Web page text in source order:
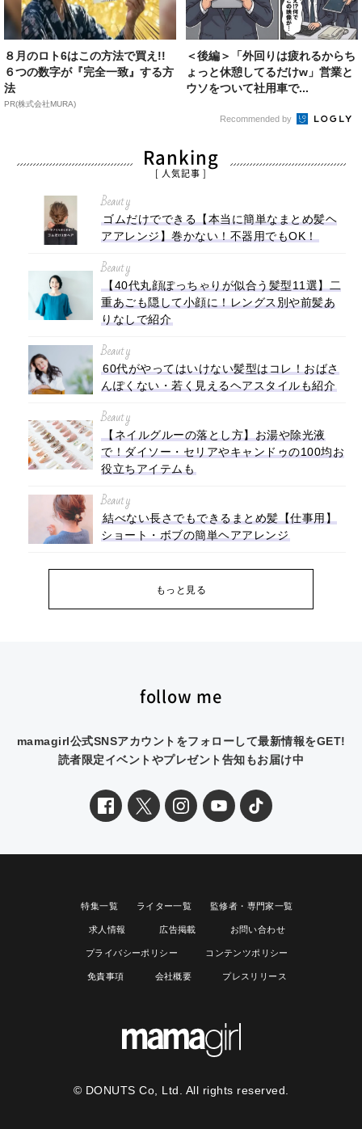
８月のロト6はこの方法で買え!!
６つの数字が『完全一致』する方
法
PR(株式会社MURA)
＜後編＞「外回りは疲れるからち
ょっと休憩してるだけw」営業と
ウソをついて社用車で...
Recommended by
Ranking
[ 人気記事 ]
Beauty
ゴムだけでできる【本当に簡単なまとめ髪ヘ
アアレンジ】巻かない！不器用でもOK！
Beauty
【40代丸顔ぽっちゃりが似合う髪型11選】二
重あごも隠して小顔に！レングス別や前髪あ
りなしで紹介
Beauty
60代がやってはいけない髪型はコレ！おばさ
んぽくない・若く見えるヘアスタイルも紹介
Beauty
【ネイルグルーの落とし方】お湯や除光液
で！ダイソー・セリアやキャンドゥの100均お
役立ちアイテムも
Beauty
結べない長さでもできるまとめ髪【仕事用】
ショート・ボブの簡単ヘアアレンジ
もっと見る
follow me
mamagirl公式SNSアカウントをフォローして最新情報をGET!
読者限定イベントやプレゼント告知もお届け中
特集一覧 ライター一覧 監修者・専門家一覧
求人情報 広告掲載 お問い合わせ
プライバシーポリシー コンテンツポリシー
免責事項 会社概要 プレスリリース
© DONUTS Co, Ltd. All rights reserved.